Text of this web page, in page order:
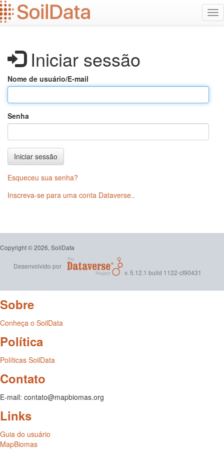
Ir
para
o
Iniciar sessão
Nome de usuário/E-mail
Senha
Iniciar sessão
Esqueceu sua senha?
Inscreva-se para uma conta Dataverse..
Copyright © 2026, SoilData
Desenvolvido por
v. 5.12.1 build 1122-cf90431
Sobre
Conheça o SoilData
Política
Políticas SoilData
Contato
E-mail: contato@mapbiomas.org
Links
Guia do usuário
MapBiomas